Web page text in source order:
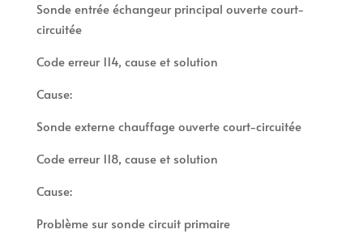
Sonde entrée échangeur principal ouverte court-
circuitée
Code erreur 114, cause et solution
Cause:
Sonde externe chauffage ouverte court-circuitée
Code erreur 118, cause et solution
Cause:
Problème sur sonde circuit primaire